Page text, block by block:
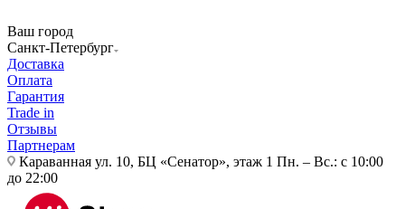
Ваш город
Санкт-Петербург
Доставка
Оплата
Гарантия
Trade in
Отзывы
Партнерам
Караванная ул. 10, БЦ «Сенатор», этаж 1 Пн. – Вс.: с 10:00
до 22:00